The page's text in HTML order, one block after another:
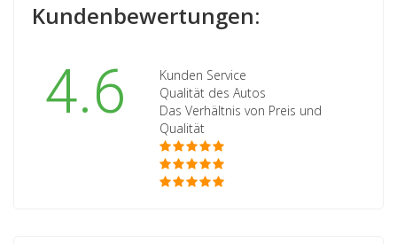
Kundenbewertungen:
4.6
Kunden Service
Qualität des Autos
Das Verhältnis von Preis und
Qualität